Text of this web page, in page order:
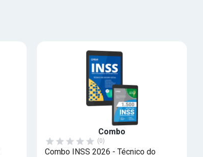
Combo
(0)
Combo INSS 2026 - Técnico do